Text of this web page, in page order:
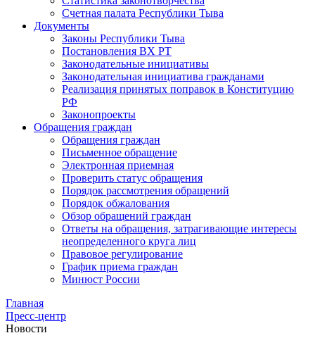
Счетная палата Республики Тыва
Документы
Законы Республики Тыва
Постановления ВХ РТ
Законодательные инициативы
Законодательная инициатива гражданами
Реализация принятых поправок в Конституцию
РФ
Законопроекты
Обращения граждан
Обращения граждан
Письменное обращение
Электронная приемная
Проверить статус обращения
Порядок рассмотрения обращений
Порядок обжалования
Обзор обращений граждан
Ответы на обращения, затрагивающие интересы
неопределенного круга лиц
Правовое регулирование
График приема граждан
Минюст России
Главная
Пресс-центр
Новости